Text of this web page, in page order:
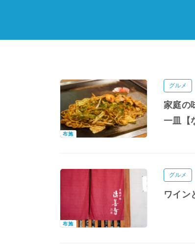
布施
グルメ
家庭の
一皿【
布施
グルメ
ワイン